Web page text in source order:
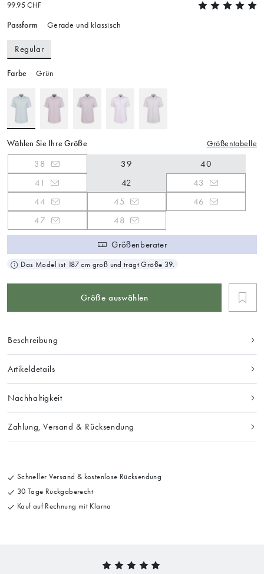
99.95 CHF
Passform Gerade und klassisch
Regular
Farbe Grün
Wählen Sie Ihre Größe Größentabelle
38 39
40
41
42
43
44
45
46
47
48
Größenberater
Das Model ist 187 cm groß und trägt Größe 39.
Größe auswählen
Beschreibung
Artikeldetails
Nachhaltigkeit
Zahlung, Versand & Rücksendung
Schneller Versand & kostenlose Rücksendung
30 Tage Rückgaberecht
Kauf auf Rechnung mit Klarna